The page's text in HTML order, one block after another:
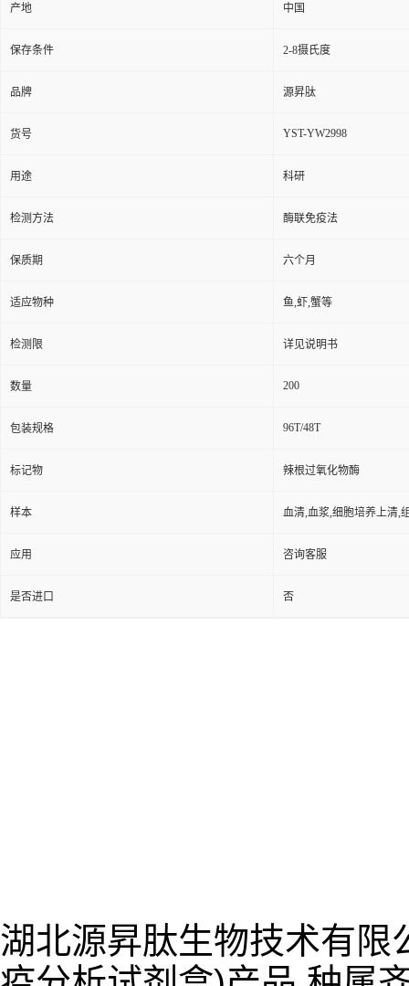
产地 中国
保存条件 2-8摄氏度
品牌 源昇肽
货号 YST-YW2998
用途 科研
检测方法 酶联免疫法
保质期 六个月
适应物种 鱼,虾,蟹等
检测限 详见说明书
数量 200
包装规格 96T/48T
标记物 辣根过氧化物酶
样本 血清,血浆,细胞培养上清,
应用 咨询客服
是否进口 否
湖北源昇肽生物技术有